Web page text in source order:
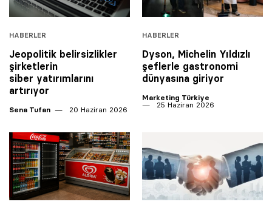
HABERLER
Jeopolitik belirsizlikler
şirketlerin
siber yatırımlarını
artırıyor
Sena Tufan 20 Haziran 2026
HABERLER
Dyson, Michelin Yıldızlı
şeflerle gastronomi
dünyasına giriyor
Marketing Türkiye
25 Haziran 2026